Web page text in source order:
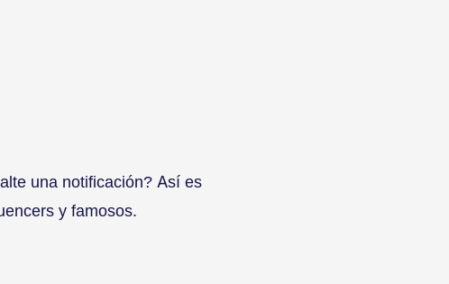
una notificación? Así es
y famosos.